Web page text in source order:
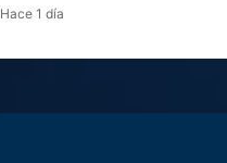
Hace 1 día